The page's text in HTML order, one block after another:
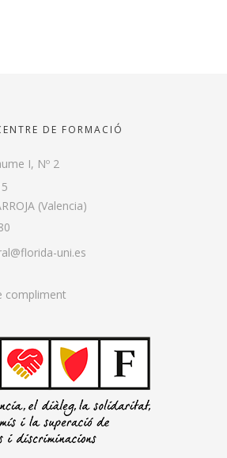
DE FORMACIÓ
I, Nº 2
(Valencia)
uni.es
compliment